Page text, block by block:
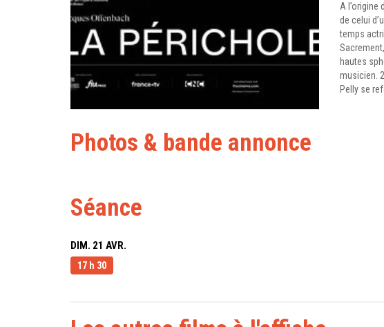
A l’origine
de celui
temps
hautes
musicien.
Pelly se
Photos & bande annonce
Séance
DIM. 21 AVR.
17 h 30